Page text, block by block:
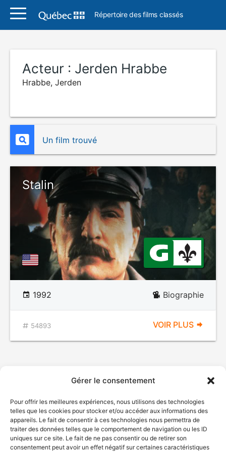
Gérer le consentement
Pour offrir les meilleures expériences, nous utilisons des technologies
telles que les cookies pour stocker et/ou accéder aux informations des
appareils. Le fait de consentir à ces technologies nous permettra de
traiter des données telles que le comportement de navigation ou les ID
uniques sur ce site. Le fait de ne pas consentir ou de retirer son
consentement peut avoir un effet négatif sur certaines caractéristiques
Répertoire des films classés
Acteur : Jerden Hrabbe
Hrabbe, Jerden
Un film trouvé
Stalin
1992 Biographie
54893 VOIR PLUS